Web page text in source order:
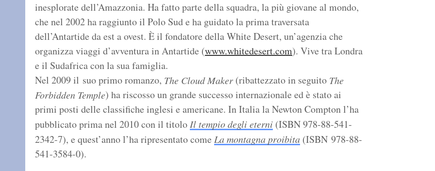
inesplorate dell’Amazzonia. Ha fatto parte della squadra, la più giovane al mondo,
che nel 2002 ha raggiunto il Polo Sud e ha guidato la prima traversata
dell’Antartide da est a ovest. È il fondatore della White Desert, un’agenzia che
organizza viaggi d’avventura in Antartide (www.whitedesert.com). Vive tra Londra
e il Sudafrica con la sua famiglia.
Nel 2009 il suo primo romanzo, The Cloud Maker (ribattezzato in seguito The
Forbidden Temple) ha riscosso un grande successo internazionale ed è stato ai
primi posti delle classifiche inglesi e americane. In Italia la Newton Compton l’ha
pubblicato prima nel 2010 con il titoloIl tempio degli eterni (ISBN 978-88-541-
2342-7), e quest’anno l’ha ripresentato come La montagna proibita (ISBN 978-88-
541-3584-0).